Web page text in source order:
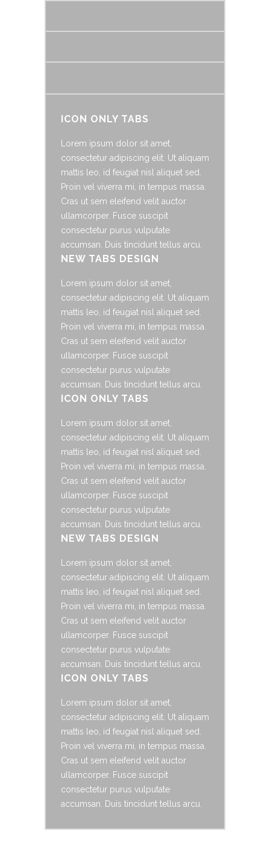
ICON ONLY TABS
Lorem ipsum dolor sit amet,
consectetur adipiscing elit. Ut aliquam
mattis leo, id feugiat nisl aliquet sed.
Proin vel viverra mi, in tempus massa.
Cras ut sem eleifend velit auctor
ullamcorper. Fusce suscipit
consectetur purus vulputate
accumsan. Duis tincidunt tellus arcu.
NEW TABS DESIGN
Lorem ipsum dolor sit amet,
consectetur adipiscing elit. Ut aliquam
mattis leo, id feugiat nisl aliquet sed.
Proin vel viverra mi, in tempus massa.
Cras ut sem eleifend velit auctor
ullamcorper. Fusce suscipit
consectetur purus vulputate
accumsan. Duis tincidunt tellus arcu.
ICON ONLY TABS
Lorem ipsum dolor sit amet,
consectetur adipiscing elit. Ut aliquam
mattis leo, id feugiat nisl aliquet sed.
Proin vel viverra mi, in tempus massa.
Cras ut sem eleifend velit auctor
ullamcorper. Fusce suscipit
consectetur purus vulputate
accumsan. Duis tincidunt tellus arcu.
NEW TABS DESIGN
Lorem ipsum dolor sit amet,
consectetur adipiscing elit. Ut aliquam
mattis leo, id feugiat nisl aliquet sed.
Proin vel viverra mi, in tempus massa.
Cras ut sem eleifend velit auctor
ullamcorper. Fusce suscipit
consectetur purus vulputate
accumsan. Duis tincidunt tellus arcu.
ICON ONLY TABS
Lorem ipsum dolor sit amet,
consectetur adipiscing elit. Ut aliquam
mattis leo, id feugiat nisl aliquet sed.
Proin vel viverra mi, in tempus massa.
Cras ut sem eleifend velit auctor
ullamcorper. Fusce suscipit
consectetur purus vulputate
accumsan. Duis tincidunt tellus arcu.